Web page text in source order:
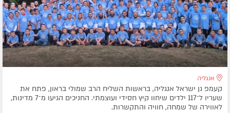
אנגליה
קעמפ גן ישראל אנגליה, בראשות השליח הרב שמולי בראון, פתח את
שעריו ל־117 ילדים שיחוו קיץ חסידי ועוצמתי. החניכים הגיעו מ־7 מדינות,
לאווירה של שמחה, חוויה והתקשרות.